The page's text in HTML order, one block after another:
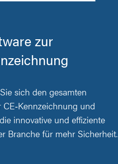
zur
sich den gesamten
CE‑Kennzeichnung und
innovative und effiziente
Branche für mehr Sicherheit.